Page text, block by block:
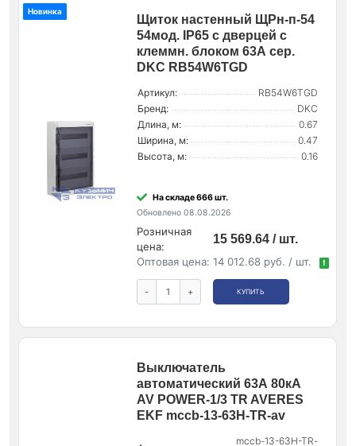
Новинка
Щиток настенный ЩРн-п-54
54мод. IP65 с дверцей с
клеммн. блоком 63А сер.
DKC RB54W6TGD
Артикул:
RB54W6TGD
Бренд:
DKC
Длина, м:
0.67
Ширина, м:
0.47
Высота, м:
0.16
На складе 666 шт.
Обновлено 08.08.2026
Розничная
цена:
15 569.64 / шт.
Оптовая цена: 14 012.68 руб. / шт. !
- + КУПИТЬ
Выключатель
автоматический 63А 80кА
AV POWER-1/3 TR AVERES
EKF mccb-13-63H-TR-av
mccb-13-63H-TR-